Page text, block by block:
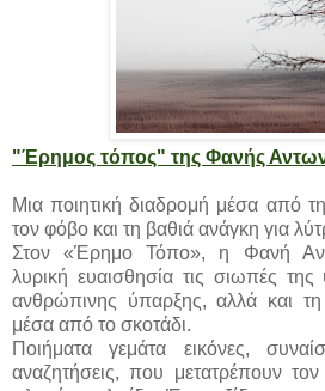
"Έρημος τόπος" της Φανής
Μια ποιητική διαδρομή μέσα από
τον φόβο και τη βαθιά ανάγκη για
Στον «Έρημο Τόπο», η Φανή
λυρική ευαισθησία τις σιωπές
ανθρώπινης ύπαρξης, αλλά και τη
μέσα από το σκοτάδι.
Ποιήματα γεμάτα εικόνες,
αναζητήσεις, που μετατρέπουν